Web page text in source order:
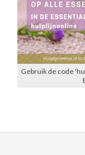
Gebruik de code